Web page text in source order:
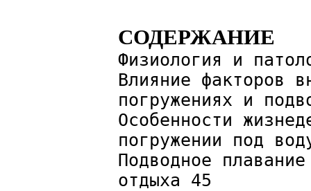
СОДЕРЖАНИЕ
Физиология и
Влияние факторов
погружениях и
Особенности
погружении под
Подводное
отдыха 45